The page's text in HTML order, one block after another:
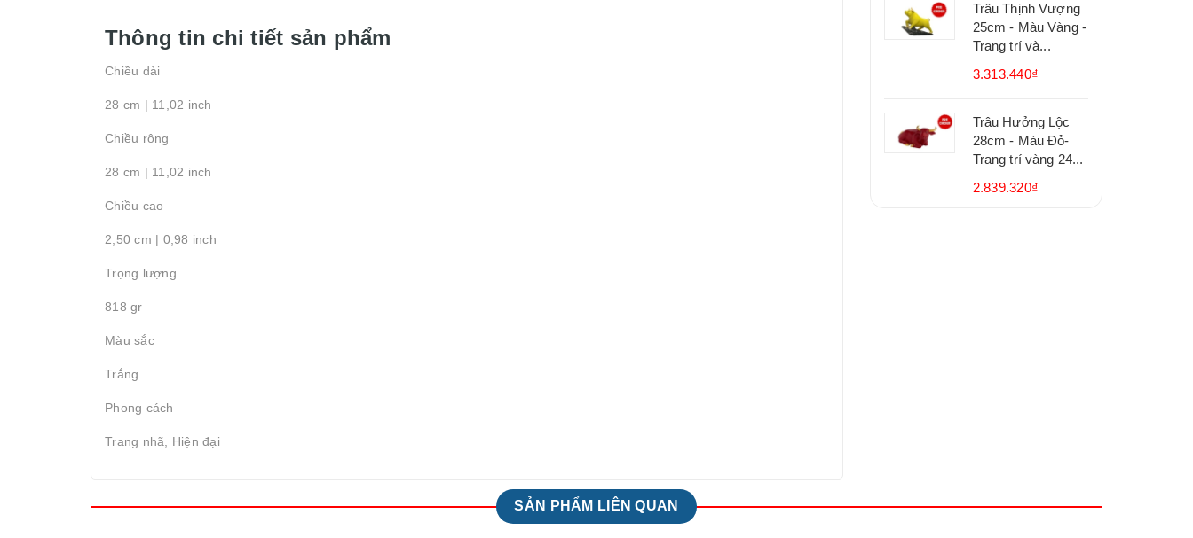
Thông tin chi tiết sản phẩm
Chiều dài
28 cm | 11,02 inch
Chiều rộng
28 cm | 11,02 inch
Chiều cao
2,50 cm | 0,98 inch
Trọng lượng
818 gr
Màu sắc
Trắng
Phong cách
Trang nhã, Hiện đại
Trâu Thịnh Vượng
25cm - Màu Vàng -
Trang trí và...
3.313.440₫
Trâu Hưởng Lộc
28cm - Màu Đỏ-
Trang trí vàng 24...
2.839.320₫
SẢN PHẨM LIÊN QUAN